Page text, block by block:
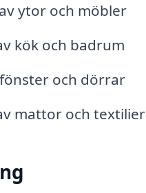
ytor och möbler
kök och badrum
och dörrar
mattor och textilier